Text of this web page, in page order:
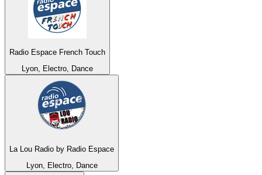
Radio Espace French Touch
Lyon, Electro, Dance
La Lou Radio by Radio Espace
Lyon, Electro, Dance